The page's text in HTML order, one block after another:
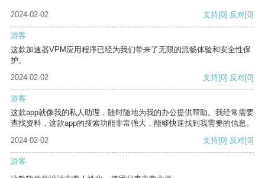
2024-02-02 支持[0] 反对[0]
游客
这款加速器VPM应用程序已经为我们带来了无限的流畅体验和安全性保
护。
2024-02-02
支持[0] 反对[0]
游客
这款app就像我的私人助理，随时随地为我的办公提供帮助。我经常需要
查找资料，这款app的搜索功能非常强大，能够快速找到我需要的信息。
2024-02-02
支持[0] 反对[0]
游客